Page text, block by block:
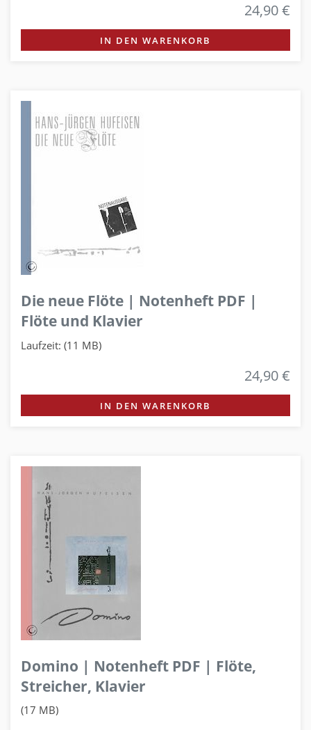
24,90 €
IN DEN WARENKORB
Die neue Flöte | Notenheft PDF |
Flöte und Klavier
Laufzeit: (11 MB)
24,90 €
IN DEN WARENKORB
Domino | Notenheft PDF | Flöte,
Streicher, Klavier
(17 MB)